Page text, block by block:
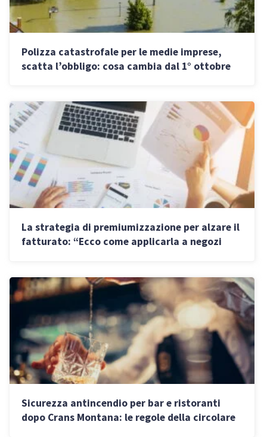
Polizza catastrofale per le medie imprese,
scatta l’obbligo: cosa cambia dal 1° ottobre
La strategia di premiumizzazione per alzare il
fatturato: “Ecco come applicarla a negozi
Sicurezza antincendio per bar e ristoranti
dopo Crans Montana: le regole della circolare